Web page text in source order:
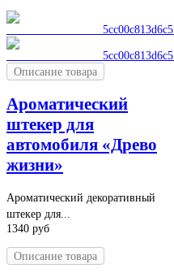
Описание товара
Ароматический
штекер для
автомобиля «Древо
жизни»
Ароматический декоративный
штекер для...
1340 руб
Описание товара